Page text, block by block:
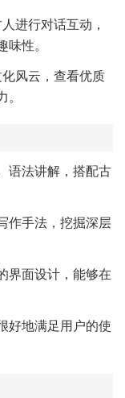
进行对话互动，
味性。
风云，查看优质
。
语法讲解，搭配古
作手法，挖掘深层
界面设计，能够在
好地满足用户的使